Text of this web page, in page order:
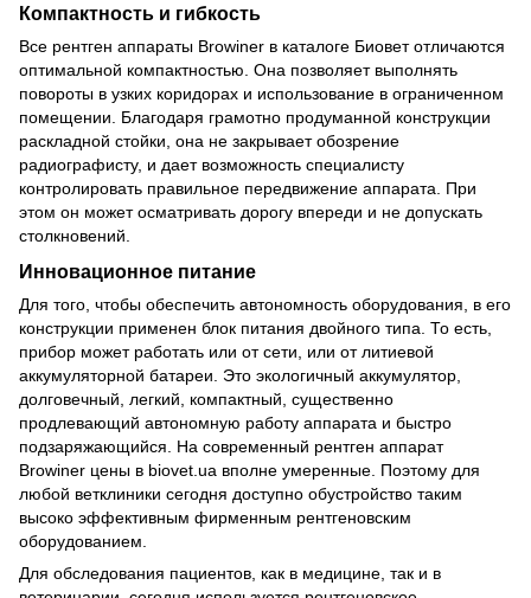
Компактность и гибкость
Все рентген аппараты Browiner в каталоге Биовет отличаются
оптимальной компактностью. Она позволяет выполнять
повороты в узких коридорах и использование в ограниченном
помещении. Благодаря грамотно продуманной конструкции
раскладной стойки, она не закрывает обозрение
радиографисту, и дает возможность специалисту
контролировать правильное передвижение аппарата. При
этом он может осматривать дорогу впереди и не допускать
столкновений.
Инновационное питание
Для того, чтобы обеспечить автономность оборудования, в его
конструкции применен блок питания двойного типа. То есть,
прибор может работать или от сети, или от литиевой
аккумуляторной батареи. Это экологичный аккумулятор,
долговечный, легкий, компактный, существенно
продлевающий автономную работу аппарата и быстро
подзаряжающийся. На современный рентген аппарат
Browiner цены в biovet.ua вполне умеренные. Поэтому для
любой ветклиники сегодня доступно обустройство таким
высоко эффективным фирменным рентгеновским
оборудованием.
Для обследования пациентов, как в медицине, так и в